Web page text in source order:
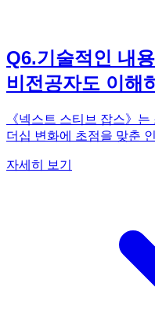
Q6.기술적인 내
비전공자도 이해
《넥스트 스티브 잡스》
더십 변화에 초점을 맞춘
트(NeXT) 컴퓨터나 넥스
고 훗날 애플의 제품들에
위주로 설명됩니다. 따라
고뇌와 열정, 그리고 실패
미롭게 따라갈 수 있도록
심은 '기술' 자체보다는 '기
자세히 보기